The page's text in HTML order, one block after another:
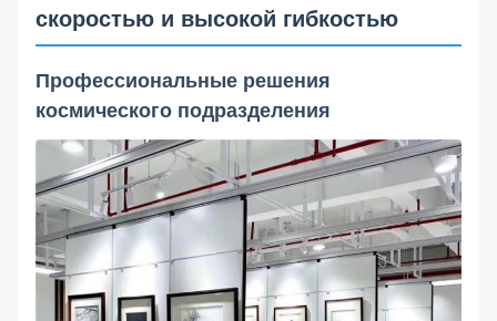
скоростью и высокой гибкостью
Профессиональные решения
космического подразделения